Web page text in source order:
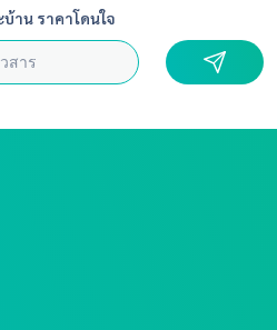
าน ราคาโดนใจ